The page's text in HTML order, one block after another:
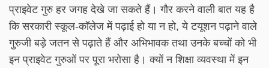
प्राइवेट गुरु हर जगह देखे जा सकते हैं। गौर करने वाली बात यह है
कि सरकारी स्कूल-कॉलेज में पढ़ाई हो या न हो, ये टयूशन पढ़ाने वाले
गुरुजी बड़े जतन से पढ़ाते हैं और अभिभावक तथा उनके बच्चों को भी
इन प्राइवेट गुरुओं पर पूरा भरोसा है। क्यों न शिक्षा व्यवस्था में इन